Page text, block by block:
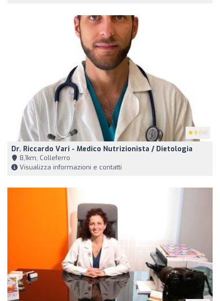
5 (14)
Dr. Riccardo Vari - Medico Nutrizionista / Dietologia
8,1km, Colleferro
Visualizza informazioni e contatti